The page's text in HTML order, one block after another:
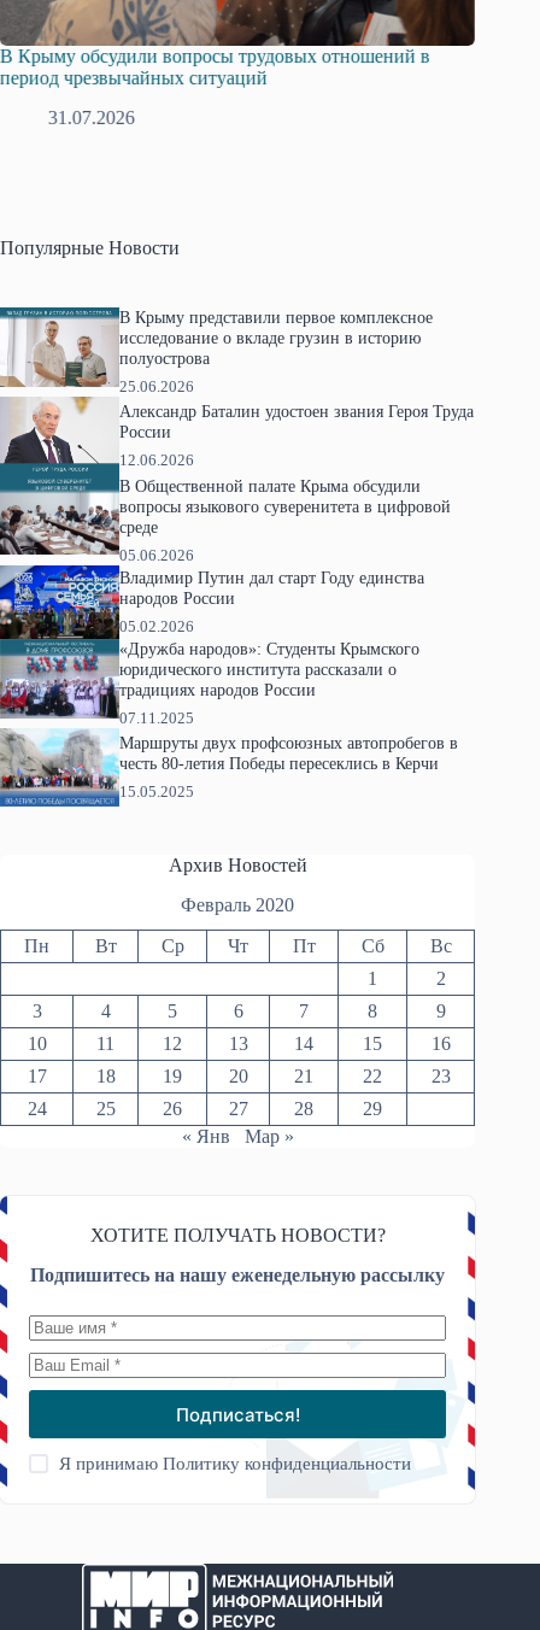
В Крыму обсудили вопросы трудовых отношений в
период чрезвычайных ситуаций
31.07.2026
Популярные Новости
В Крыму представили первое комплексное
исследование о вкладе грузин в историю
полуострова
25.06.2026
Александр Баталин удостоен звания Героя Труда
России
12.06.2026
В Общественной палате Крыма обсудили
вопросы языкового суверенитета в цифровой
среде
05.06.2026
Владимир Путин дал старт Году единства
народов России
05.02.2026
«Дружба народов»: Студенты Крымского
юридического института рассказали о
традициях народов России
07.11.2025
Маршруты двух профсоюзных автопробегов в
честь 80-летия Победы пересеклись в Керчи
15.05.2025
Архив Новостей
Февраль 2020
Пн Вт Ср Чт Пт Сб
Вс
1
2
3
4 5 6 7 8
9
10
11 12 13 14 15
16
17
18 19 20 21 22
23
24
25 26 27 28
29
« Янв
Мар »
ХОТИТЕ ПОЛУЧАТЬ НОВОСТИ?
Подпишитесь на нашу еженедельную рассылку
Подписаться!
Я принимаюПолитику конфиденциальности